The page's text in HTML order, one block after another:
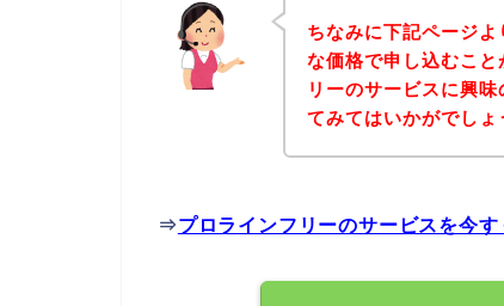
ちなみに下記ページ
な価格で申し込むこ
リーのサービスに興
てみてはいかがでしょ
⇒プロラインフリーのサービスを今